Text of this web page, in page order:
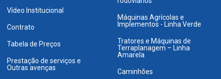
Vídeo Institucional
Contrato
Tabela de Preços
Prestação de serviços e
Outras avenças
Máquinas Agrícolas e
Implementos - Linha Verde
Tratores e Máquinas de
Terraplanagem – Linha
Amarela
Caminhões